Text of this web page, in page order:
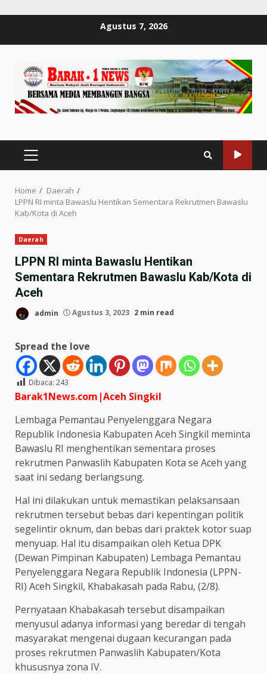
Agustus 7, 2026
PRIMARY
MENU
Home
Daerah
LPPN RI minta Bawaslu Hentikan Sementara Rekrutmen Bawaslu
Kab/Kota di Aceh
Daerah
LPPN RI minta Bawaslu Hentikan
Sementara Rekrutmen Bawaslu Kab/Kota di
Aceh
admin Agustus 3, 2023 2 min read
Spread the love
Dibaca: 243
Barak1News.com|Aceh Singkil
Lembaga Pemantau Penyelenggara Negara
Republik Indonesia Kabupaten Aceh Singkil meminta
Bawaslu RI menghentikan sementara proses
rekrutmen Panwaslih Kabupaten Kota se Aceh yang
saat ini sedang berlangsung.
Hal ini dilakukan untuk memastikan pelaksansaan
rekrutmen tersebut bebas dari kepentingan politik
segelintir oknum, dan bebas dari praktek kotor suap
menyuap. Hal itu disampaikan oleh Ketua DPK
(Dewan Pimpinan Kabupaten) Lembaga Pemantau
Penyelenggara Negara Republik Indonesia (LPPN-
RI) Aceh Singkil, Khabakasah pada Rabu, (2/8).
Pernyataan Khabakasah tersebut disampaikan
menyusul adanya informasi yang beredar di tengah
masyarakat mengenai dugaan kecurangan pada
proses rekrutmen Panwaslih Kabupaten/Kota
khususnya zona IV.